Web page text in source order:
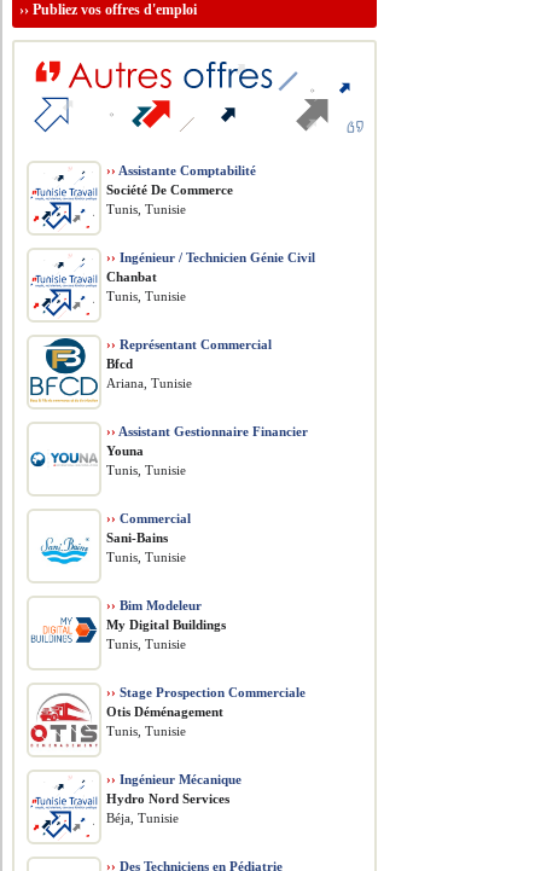
››Publiez vos offres d'emploi
›› Assistante Comptabilité
Société De Commerce
Tunis, Tunisie
›› Ingénieur / Technicien Génie Civil
Chanbat
Tunis, Tunisie
›› Représentant Commercial
Bfcd
Ariana, Tunisie
›› Assistant Gestionnaire Financier
Youna
Tunis, Tunisie
›› Commercial
Sani-Bains
Tunis, Tunisie
›› Bim Modeleur
My Digital Buildings
Tunis, Tunisie
›› Stage Prospection Commerciale
Otis Déménagement
Tunis, Tunisie
›› Ingénieur Mécanique
Hydro Nord Services
Béja, Tunisie
›› Des Techniciens en Pédiatrie